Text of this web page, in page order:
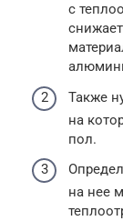
с
Также
на
пол.
на нее